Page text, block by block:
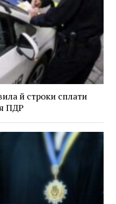
й строки сплати
ПДР